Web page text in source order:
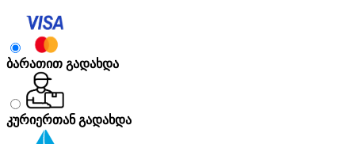
ბარათით გადახდა
კურიერთან გადახდა